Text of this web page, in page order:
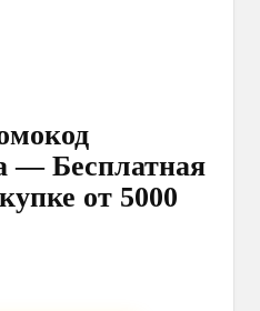
— Бесплатная
от 5000